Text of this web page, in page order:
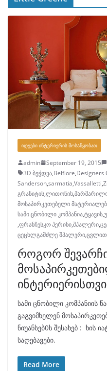
ᲘᲓᲔᲔᲑᲘ ᲘᲜᲢᲔᲠᲘᲔᲠᲘᲡ ᲛᲝᲡᲐᲬᲧᲝᲑᲐᲗ
admin September 19, 2015
3D ბეჭდვა,Belfiore,Designers
Sanderson,sarmatia,Vassalletti,
გრანიტის,ლითონის,
მოსაპირკეთებელი
სამი ცნობილი კომპანია,ტყავის,
,ფრანჩესკო პერინი,შპალერი,
ცეცხლგამძლე შპალერი,ცვლით
როგორ
სამი ცნობილი კომპანიის
გაგვიმხელენ
ნიუანსებ0ს შესახებ : ხის
საღებავები.
Read More